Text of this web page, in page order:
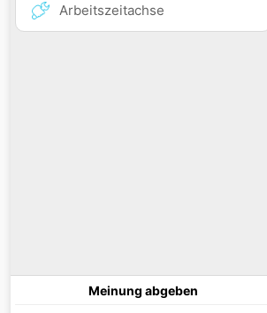
Arbeitszeitachse
Meinung abgeben